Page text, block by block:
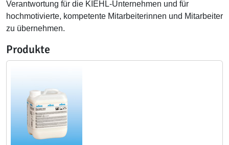
Verantwortung für die KIEHL-Unternehmen und für
hochmotivierte, kompetente Mitarbeiterinnen und Mitarbeiter
zu übernehmen.
Produkte